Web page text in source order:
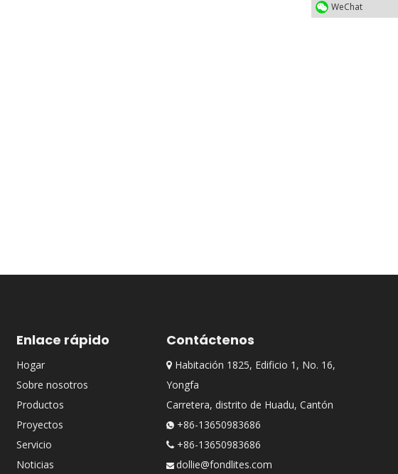
WeChat
Enlace rápido
Hogar
Sobre nosotros
Productos
Proyectos
Servicio
Noticias
Contáctenos
Habitación 1825, Edificio 1, No. 16,
Yongfa
Carretera, distrito de Huadu, Cantón
+86-13650983686
+86-13650983686
 dollie@fondlites.com